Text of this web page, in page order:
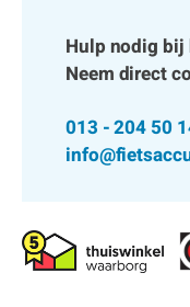
Hulp nodig bij
Neem direct
013 - 204 50